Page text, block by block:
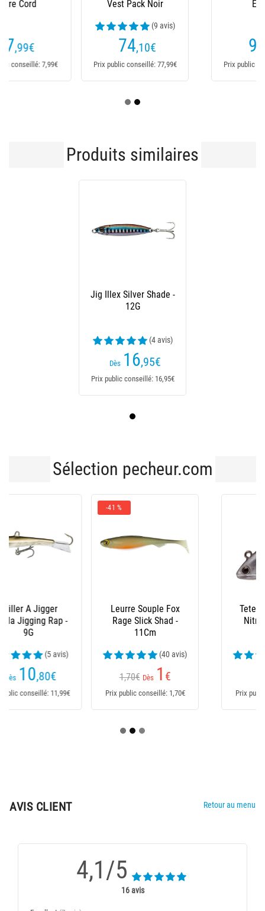
(9 avis)
Prix public conseillé: 77,99€ Prix public conseillé: 95,99€
Produits similaires
Jig Illex Silver Shade -
12G
(4 avis)
Dès 16,95€
Prix public conseillé: 16,95€
Sélection pecheur.com
Leurre Souple Fox
Rage Slick Shad -
(40 avis)
1,70€
Prix public conseillé: 1,70€
Tete Plombee Illex
Nitro Shad Head
(22 avis)
Prix public conseillé: 6,99€
AVIS CLIENT Retour au menu
4,1/5
16 avis